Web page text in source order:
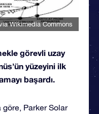
Wikimedia Commons
görevli uzay
yüzeyini ilk
başardı.
göre, Parker Solar